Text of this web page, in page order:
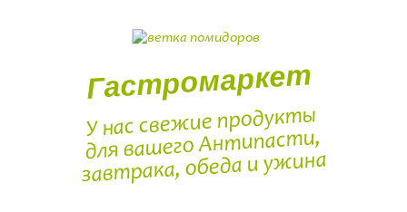
Гастромаркет
У нас свежие продукты
для вашего Антипасти,
завтрака, обеда и ужина